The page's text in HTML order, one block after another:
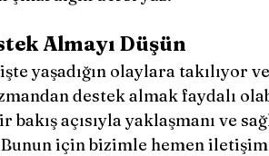
Almayı Düşün
yaşadığın olaylara takılıyor
destek almak faydalı
açısıyla yaklaşmanı ve
için bizimle hemen